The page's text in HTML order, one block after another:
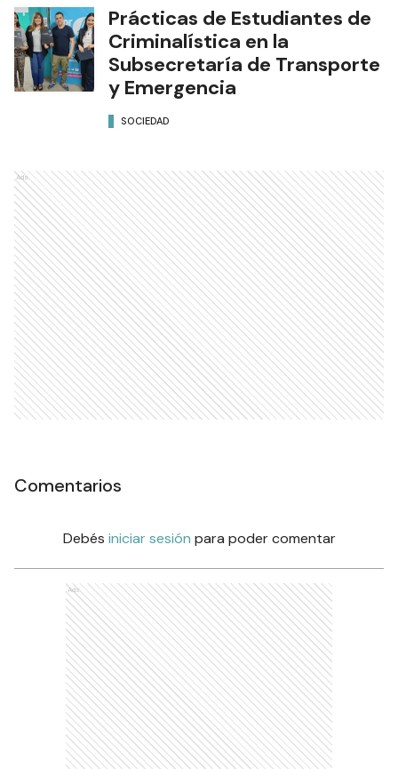
Prácticas de Estudiantes de
Criminalística en la
Subsecretaría de Transporte
y Emergencia
SOCIEDAD
Ads
Comentarios
Debés iniciar sesión para poder comentar
Ads